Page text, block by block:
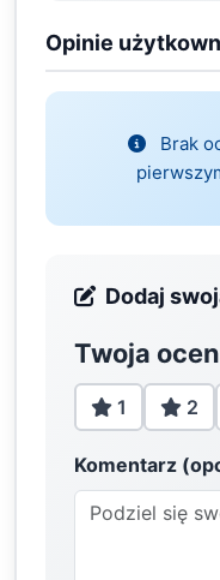
Opinie
Brak
Dodaj
Twoja
1 2
Komentarz